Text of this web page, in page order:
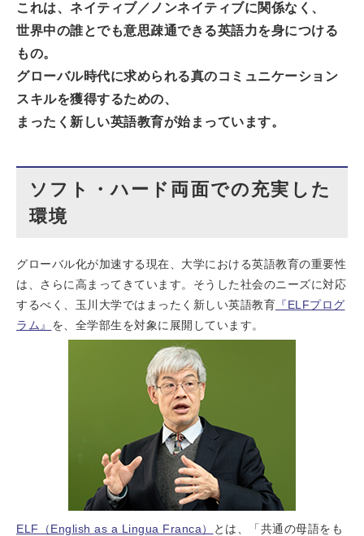
これは、ネイティブ／ノンネイティブに関係なく、
世界中の誰とでも意思疎通できる英語力を身につける
もの。
グローバル時代に求められる真のコミュニケーション
スキルを獲得するための、
まったく新しい英語教育が始まっています。
ソフト・ハード両面での充実した
環境
グローバル化が加速する現在、大学における英語教育の重要性
は、さらに高まってきています。そうした社会のニーズに対応
するべく、玉川大学ではまったく新しい英語教育 『ELFプログ
ラム』 を、全学部生を対象に展開しています。
ELF（English as a Lingua Franca）
とは、「共通の母語をも